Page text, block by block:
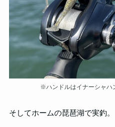
※ハンドルはイナーシャハ
そしてホームの琵琶湖で実釣。